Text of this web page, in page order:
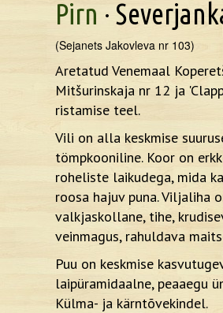
Pirn ·
(Sejanets Jakovleva nr 103)
Aretatud Venemaal
Mitšurinskaja nr 12 ja
ristamise teel.
Vili on alla keskmise
tömpkooniline. Koor on
roheliste laikudega, mida
roosa hajuv puna. Viljaliha
valkjaskollane, tihe,
veinmagus, rahuldava
Puu on keskmise
laipüramidaalne, peaaegu
Külma- ja kärntõvekindel.